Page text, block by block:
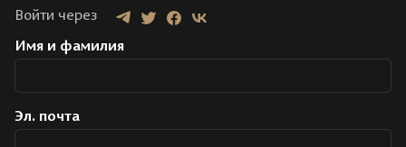
Войти через
Имя и фамилия
Эл. почта